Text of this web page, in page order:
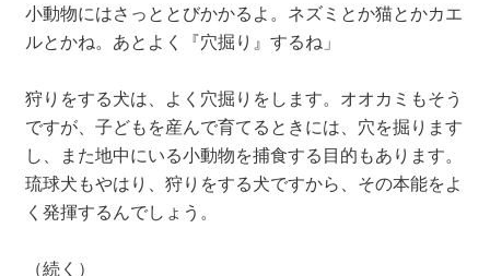
小動物にはさっととびかかるよ。ネズミとか猫とかカエ
ルとかね。あとよく『穴掘り』するね」
狩りをする犬は、よく穴掘りをします。オオカミもそう
ですが、子どもを産んで育てるときには、穴を掘ります
し、また地中にいる小動物を捕食する目的もあります。
琉球犬もやはり、狩りをする犬ですから、その本能をよ
く発揮するんでしょう。
（続く）